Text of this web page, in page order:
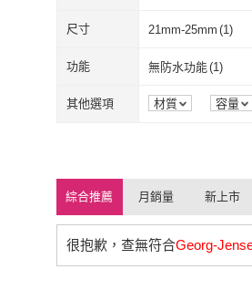
落地盆(3)
尺寸 21mm-25mm (1)
21mm-25mm
功能 無防水功能(1)
無防水功能(1)
其他選項 材質 容量
綜合推薦 月銷量 新上市
很抱歉，查無符合Georg-